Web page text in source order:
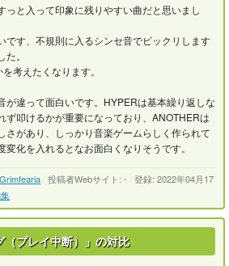
っと入って印象に残りやすい曲だと思いまし
です、不規則に入るシンセ音でビックリします
。
考えたくなります。
が違って面白いです。HYPERは基本繰り返しな
ず叩けるかが重要になっており、ANOTHERは
さがあり、しっかり音楽ゲームらしく作られて
化を入れるとなお面白くなりそうです。
Grimfearia 投稿者Webサイト: -
登録: 2022年04月17
（プレイ中断）」の対比